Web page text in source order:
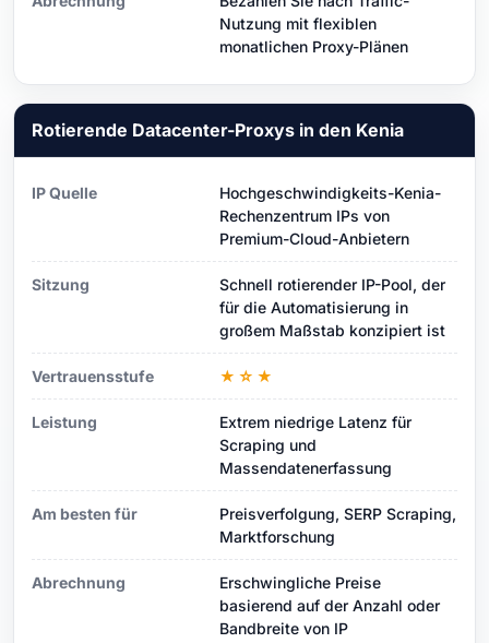
Nutzung mit flexiblen
monatlichen Proxy-Plänen
Rotierende Datacenter-Proxys in den Kenia
IP Quelle
Hochgeschwindigkeits-Kenia-
Rechenzentrum IPs von
Premium-Cloud-Anbietern
Sitzung
Schnell rotierender IP-Pool, der
für die Automatisierung in
großem Maßstab konzipiert ist
Vertrauensstufe ★☆★
Leistung
Extrem niedrige Latenz für
Scraping und
Massendatenerfassung
Am besten für
Preisverfolgung, SERP Scraping,
Marktforschung
Abrechnung
Erschwingliche Preise
basierend auf der Anzahl oder
Bandbreite von IP